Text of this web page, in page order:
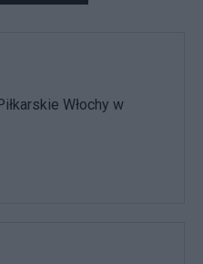
Włochy w